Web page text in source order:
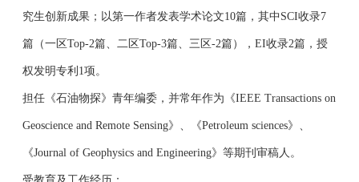
究生创新成果；以第一作者发表学术论文10篇，其中SCI收录7
篇（一区Top-2篇、二区Top-3篇、三区-2篇），EI收录2篇，授
权发明专利1项。
担任《石油物探》青年编委，并常年作为《IEEE Transactions on
Geoscience and Remote Sensing》、《Petroleum sciences》、
《Journal of Geophysics and Engineering》等期刊审稿人。